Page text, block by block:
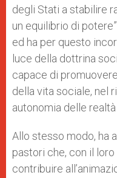
degli Stati a stabilire
un equilibrio di
ed ha per questo
luce della dottrina
capace di
della vita sociale, nel
autonomia delle realtà
Allo stesso modo, ha
pastori che, con il
contribuire